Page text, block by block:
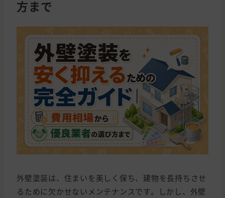
方まで
外壁塗装は、住まいを美しく保ち、建物を長持ちさせ
るために欠かせないメンテナンスです。しかし、外壁